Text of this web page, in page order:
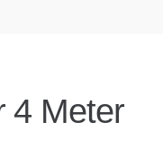
4 Meter